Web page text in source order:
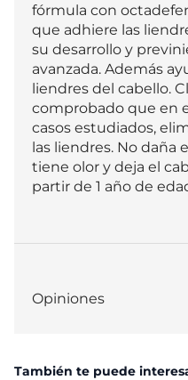
fórmula con
que adhiere las
su desarrollo y
avanzada. Además
liendres del cabello.
comprobado que en
casos estudiados,
las liendres. No daña
tiene olor y deja el
partir de 1 año de
Opiniones
También te puede